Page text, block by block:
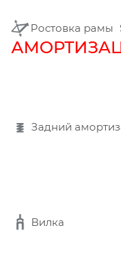
Ростовка рамы
Задний
Вилка